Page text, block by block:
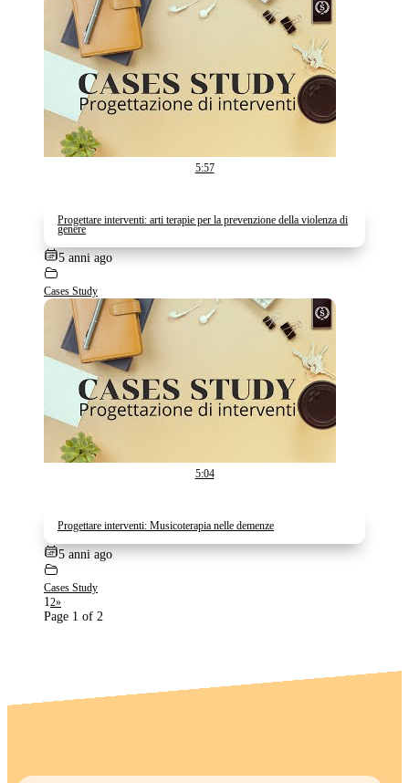
5:57
Progettare interventi: arti terapie per la prevenzione della violenza di
genere
5 anni ago
Cases Study
5:04
Progettare interventi: Musicoterapia nelle demenze
5 anni ago
Cases Study
12»
Page 1 of 2